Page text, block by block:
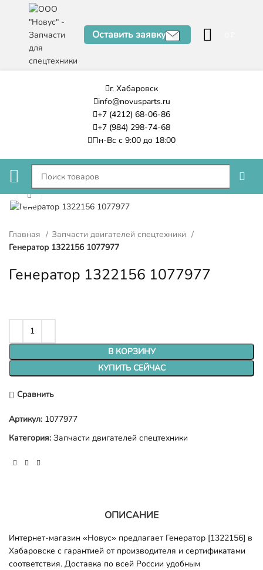
Оставить заявку
г. Хабаровск
info@novusparts.ru
+7 (4212) 68-06-86
+7 (984) 298-74-68
Пн-Вс с 9:00 до 18:00
Нажмите, чтобы увеличить
Главная
Запчасти двигателей спецтехники
Генератор 1322156 1077977
Генератор 1322156 1077977
В КОРЗИНУ
КУПИТЬ СЕЙЧАС
Сравнить
Артикул: 1077977
Категория: Запчасти двигателей спецтехники
ОПИСАНИЕ
Интернет-магазин «Новус» предлагает Генератор [1322156] в
Хабаровске с гарантией от производителя и сертификатами
соответствия. Доставка по всей России удобным